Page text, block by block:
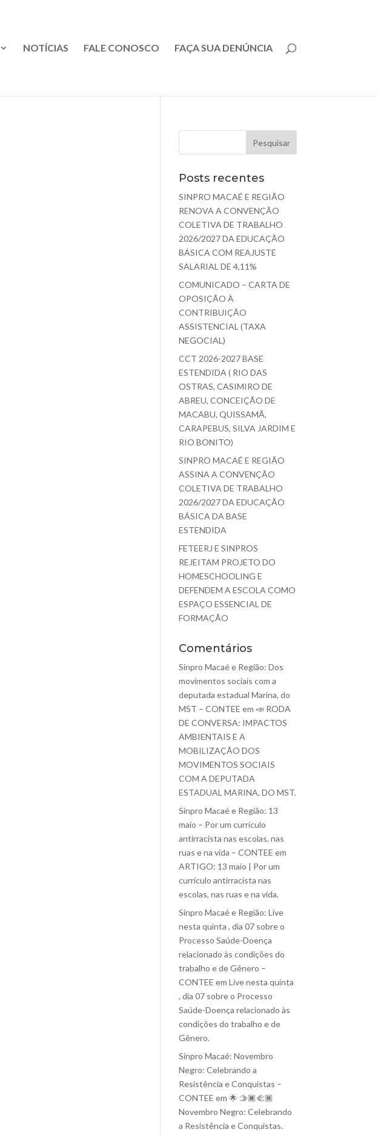
NOTÍCIAS FALE CONOSCO FAÇA SUA DENÚNCIA
Posts recentes
SINPRO MACAÉ E REGIÃO
RENOVA A CONVENÇÃO
COLETIVA DE TRABALHO
2026/2027 DA EDUCAÇÃO
BÁSICA COM REAJUSTE
SALARIAL DE 4,11%
COMUNICADO – CARTA DE
OPOSIÇÃO À
CONTRIBUIÇÃO
ASSISTENCIAL (TAXA
NEGOCIAL)
CCT 2026-2027 BASE
ESTENDIDA ( RIO DAS
OSTRAS, CASIMIRO DE
ABREU, CONCEIÇÃO DE
MACABU, QUISSAMÃ,
CARAPEBUS, SILVA JARDIM E
RIO BONITO)
SINPRO MACAÉ E REGIÃO
ASSINA A CONVENÇÃO
COLETIVA DE TRABALHO
2026/2027 DA EDUCAÇÃO
BÁSICA DA BASE
ESTENDIDA
FETEERJ E SINPROS
REJEITAM PROJETO DO
HOMESCHOOLING E
DEFENDEM A ESCOLA COMO
ESPAÇO ESSENCIAL DE
FORMAÇÃO
Comentários
Sinpro Macaé e Região: Dos
movimentos sociais com a
deputada estadual Marina, do
MST – CONTEE em 📣 RODA
DE CONVERSA: IMPACTOS
AMBIENTAIS E A
MOBILIZAÇÃO DOS
MOVIMENTOS SOCIAIS
COM A DEPUTADA
ESTADUAL MARINA, DO MST.
Sinpro Macaé e Região: 13
maio – Por um currículo
antirracista nas escolas, nas
ruas e na vida – CONTEE em
ARTIGO: 13 maio | Por um
currículo antirracista nas
escolas, nas ruas e na vida.
Sinpro Macaé e Região: Live
nesta quinta , dia 07 sobre o
Processo Saúde-Doença
relacionado às condições do
trabalho e de Gênero –
CONTEE emLive nesta quinta
, dia 07 sobre o Processo
Saúde-Doença relacionado às
condições do trabalho e de
Gênero.
Sinpro Macaé: Novembro
Negro: Celebrando a
Resistência e Conquistas –
CONTEE em🌟 🫱🏿‍🫲🏾
Novembro Negro: Celebrando
a Resistência e Conquistas.